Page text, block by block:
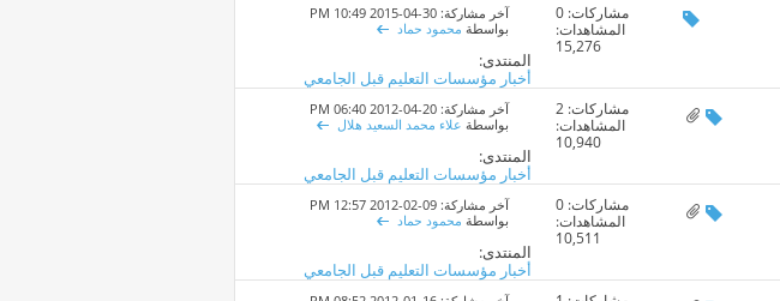
مشاركات: 0
المشاهدات:
15,276
آخر مشاركة: 30-04-2015
10:49 PM
بواسطة محمود حماد
المنتدى:
أخبار مؤسسات التعليم قبل الجامعي
مشاركات: 2
المشاهدات:
10,940
آخر مشاركة: 20-04-2012
06:40 PM
بواسطة علاء محمد السعيد هلال
المنتدى:
أخبار مؤسسات التعليم قبل الجامعي
مشاركات: 0
المشاهدات:
10,511
آخر مشاركة: 09-02-2012
12:57 PM
بواسطة محمود حماد
المنتدى:
أخبار مؤسسات التعليم قبل الجامعي